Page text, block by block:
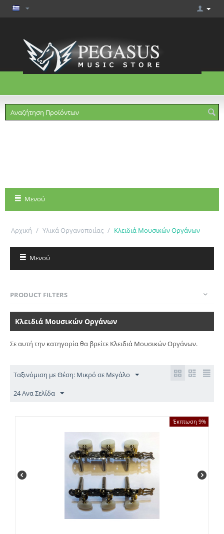
Μενού
Αρχική / Υλικά Οργανοποιίας / Κλειδιά Μουσικών Οργάνων
Μενού
PRODUCT FILTERS
Κλειδιά Μουσικών Οργάνων
Σε αυτή την κατηγορία θα βρείτε Κλειδιά Μουσικών Οργάνων.
Ταξινόμιση με Θέση: Μικρό σε Μεγάλο
24 Ανα Σελίδα
Έκπτωση 9%